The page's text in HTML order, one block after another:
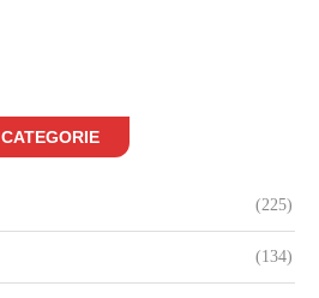
CATEGORIE
(225)
(134)